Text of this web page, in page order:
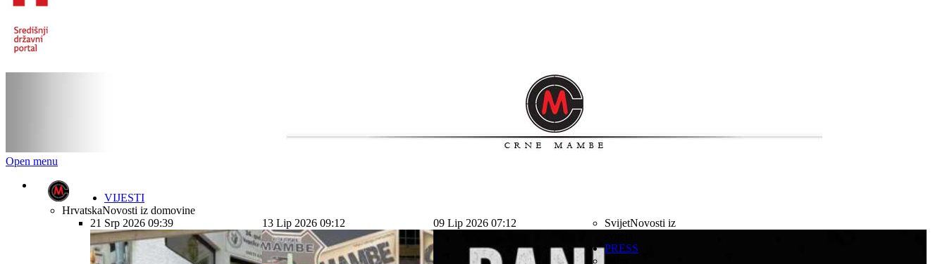
Open menu
VIJESTI
HrvatskaNovosti iz domovine
21 Srp 2026 09:39
13 Lip 2026 09:12 09 Lip 2026 07:12 SvijetNovosti iz
PRESS